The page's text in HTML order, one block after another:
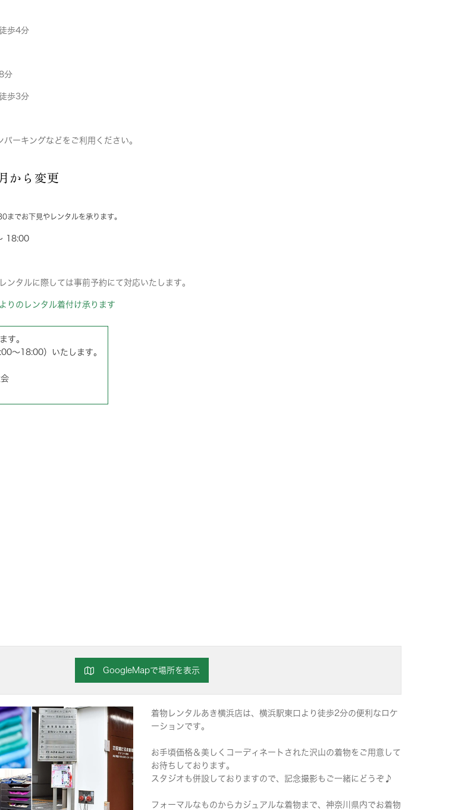
歩4分
分
歩3分
ーキングなどをご利用ください。
から変更
でお下見やレンタルを承ります。
18:00
タルに際しては事前予約にて対応いたします。
りのレンタル着付け承ります
す。
～18:00）いたします。
GoogleMapで場所を表示
着物レンタルあき横浜店は、横浜駅東口より徒歩2分の便利なロケ
ーションです。
お手頃価格＆美しくコーディネートされた沢山の着物をご用意して
お待ちしております。
スタジオも併設しておりますので、記念撮影もご一緒にどうぞ♪
フォーマルなものからカジュアルな着物まで、神奈川県内でお着物